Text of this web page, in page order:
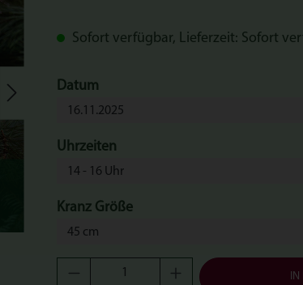
Sofort verfügbar, Lieferzeit: Sofort
Datum
Uhrzeiten
Kranz Größeauswählen
Produkt Anzahl: Gib den